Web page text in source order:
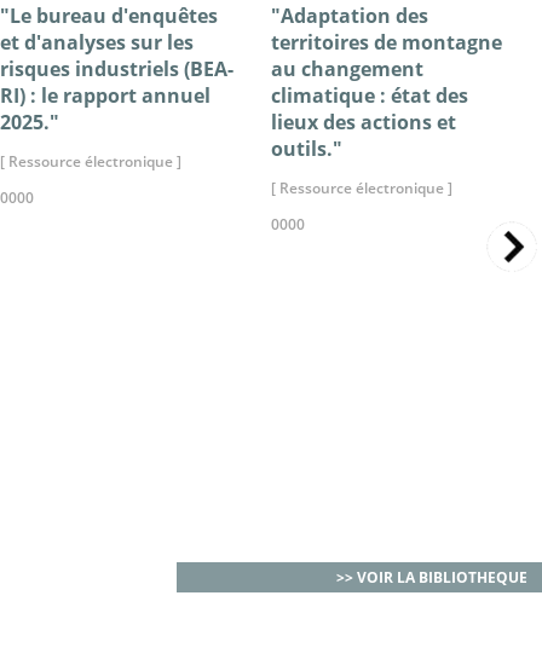
"Le bureau d'enquêtes
et d'analyses sur les
risques industriels (BEA-
RI) : le rapport annuel
2025."
[ Ressource électronique ]
0000
"Adaptation des
territoires de montagne
au changement
climatique : état des
lieux des actions et
outils."
[ Ressource électronique ]
0000
>> VOIR LA BIBLIOTHEQUE